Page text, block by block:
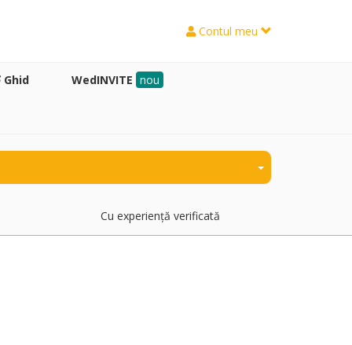
Contul meu
Ghid WedINVITE nou
Cu experiență verificată